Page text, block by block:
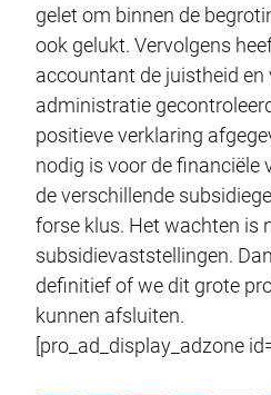
gelet om binnen de
ook gelukt. Vervolgens
accountant de juistheid en
administratie
positieve verklaring
nodig is voor de financiële
de verschillende
forse klus. Het wachten is
subsidievaststellingen.
definitief of we dit grote
kunnen afsluiten.
[pro_ad_display_adzone